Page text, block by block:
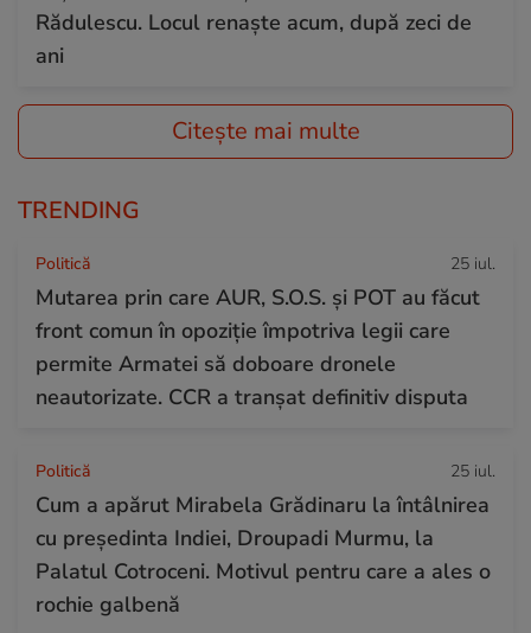
Rădulescu. Locul renaște acum, după zeci de
ani
Citește mai multe
TRENDING
Politică 25 iul.
Mutarea prin care AUR, S.O.S. și POT au făcut
front comun în opoziție împotriva legii care
permite Armatei să doboare dronele
neautorizate. CCR a tranșat definitiv disputa
Politică 25 iul.
Cum a apărut Mirabela Grădinaru la întâlnirea
cu președinta Indiei, Droupadi Murmu, la
Palatul Cotroceni. Motivul pentru care a ales o
rochie galbenă